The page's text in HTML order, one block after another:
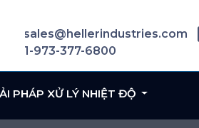
sales@hellerindustries.com
1-973-377-6800
PHÁP XỬ LÝ NHIỆT ĐỘ